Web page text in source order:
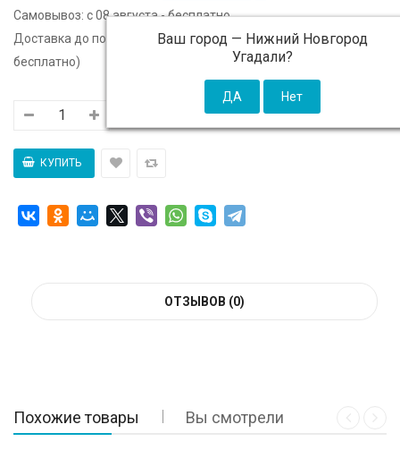
Ваш город — Нижний Новгород
Угадали?
Самовывоз: c 08 августа - бесплатно
Доставка до подъезда:
c 08 августа - 300 ₽ (от 5 000 ₽
бесплатно)
ОТЗЫВОВ (0)
Похожие товары Вы смотрели